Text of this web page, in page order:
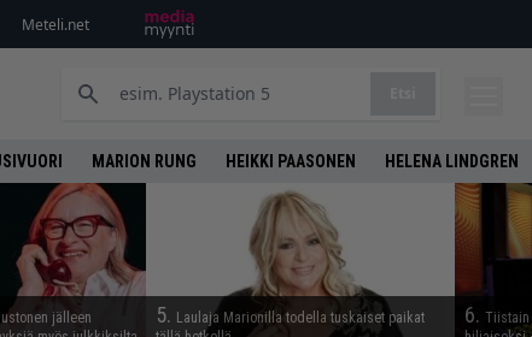
Meteli.net
MARION RUNG HEIKKI PAASONEN HELENA LINDGREN
jälleen
5. Laulaja Marionilla todella tuskaiset paikat
6. Tiistain